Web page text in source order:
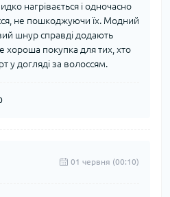
нагрівається і одночасно
не пошкоджуючи їх. Модний
шнур справді додають
хороша покупка для тих, хто
у догляді за волоссям.
01 червня (00:10)